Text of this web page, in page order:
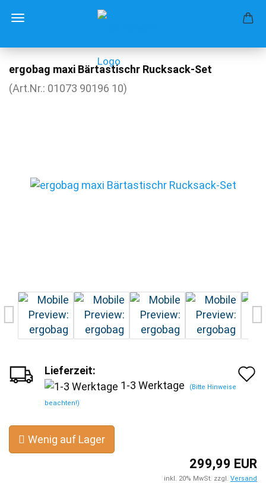
ergobag maxi Bärtastischr Rucksack-Set
(Art.Nr.: 01073 90196 10)
Lieferzeit:
1-3 Werktage
(Bitte Hinweise
beachten!)
Wenig auf Lager
299,99 EUR
inkl. 20% MwSt. zzgl. Versand